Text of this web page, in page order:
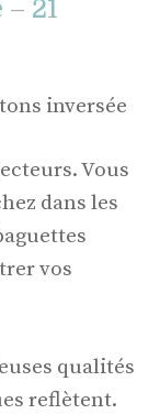
21
inversée
Vous
dans les
vos
qualités
reflètent.